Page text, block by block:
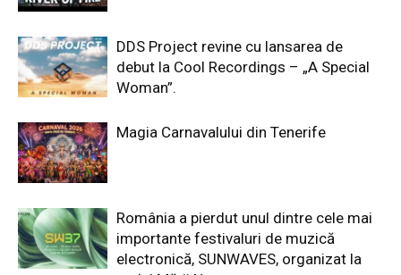
DDS Project revine cu lansarea de
debut la Cool Recordings – „A Special
Woman”.
Magia Carnavalului din Tenerife
România a pierdut unul dintre cele mai
importante festivaluri de muzică
electronică, SUNWAVES, organizat la